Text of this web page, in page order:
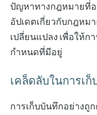
ปัญหาทางกฎหมายที่
อัปเดตเกี่ยวกับกฎหม
เปลี่ยนแปลง เพื่อให้
กำหนดที่มีอยู่
เคล็ดลับในการเ
การเก็บบันทึกอย่างถู